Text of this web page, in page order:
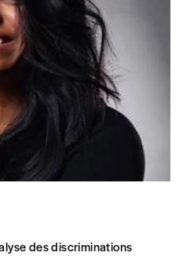
des discriminations